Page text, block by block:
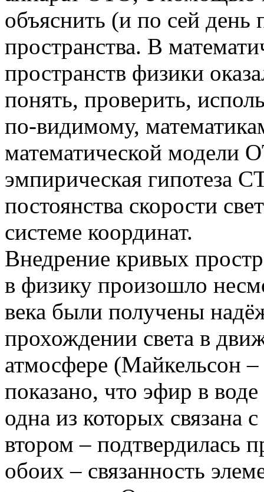
объяснить (и по сей день
пространства. В
пространств физики
понять, проверить,
по-видимому,
математической модели
эмпирическая гипотеза
постоянства скорости
системе координат.
Внедрение кривых
в физику произошло
века были получены
прохождении света в
атмосфере (Майкельсон
показано, что эфир в
одна из которых связана
втором – подтвердилась
обоих – связанность